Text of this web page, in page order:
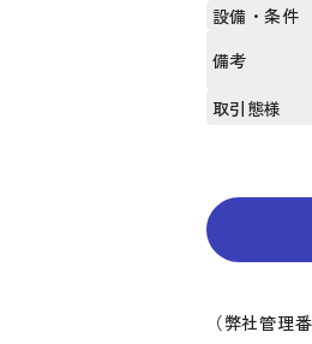
設備・条件
備考
取引態様
（弊社管理